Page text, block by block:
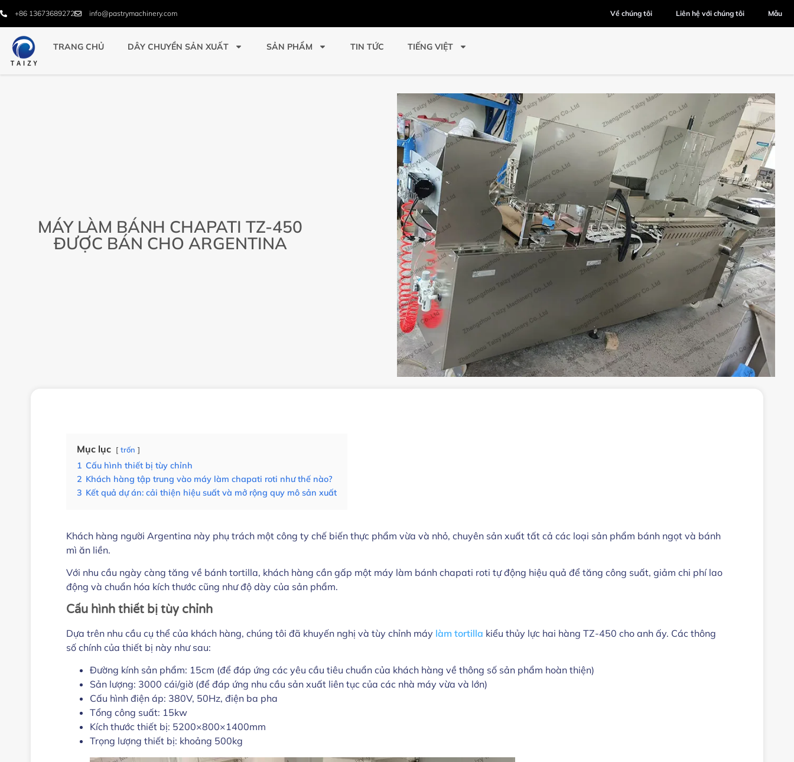
+86 13673689272 info@pastrymachinery.com Về chúng tôi Liên hệ với chúng tôi Mẫu
TRANG CHỦ DÂY CHUYỀN SẢN XUẤT SẢN PHẨM TIN TỨC TIẾNG VIỆT
MÁY LÀM BÁNH CHAPATI TZ-450
ĐƯỢC BÁN CHO ARGENTINA
Mục lục trốn
1 Cấu hình thiết bị tùy chỉnh
2 Khách hàng tập trung vào máy làm chapati roti như thế nào?
3 Kết quả dự án: cải thiện hiệu suất và mở rộng quy mô sản xuất
Khách hàng người Argentina này phụ trách một công ty chế biến thực phẩm vừa và nhỏ, chuyên sản xuất tất cả các loại sản phẩm bánh ngọt và bánh
mì ăn liền.
Với nhu cầu ngày càng tăng về bánh tortilla, khách hàng cần gấp một máy làm bánh chapati roti tự động hiệu quả để tăng công suất, giảm chi phí lao
động và chuẩn hóa kích thước cũng như độ dày của sản phẩm.
Cấu hình thiết bị tùy chỉnh
Dựa trên nhu cầu cụ thể của khách hàng, chúng tôi đã khuyến nghị và tùy chỉnh máy làm tortilla kiểu thủy lực hai hàng TZ-450 cho anh ấy. Các thông
số chính của thiết bị này như sau:
Đường kính sản phẩm: 15cm (để đáp ứng các yêu cầu tiêu chuẩn của khách hàng về thông số sản phẩm hoàn thiện)
Sản lượng: 3000 cái/giờ (để đáp ứng nhu cầu sản xuất liên tục của các nhà máy vừa và lớn)
Cấu hình điện áp: 380V, 50Hz, điện ba pha
Tổng công suất: 15kw
Kích thước thiết bị: 5200×800×1400mm
Trọng lượng thiết bị: khoảng 500kg